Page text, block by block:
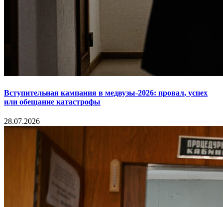
Вступительная кампания в медвузы-2026: провал, успех
или обещание катастрофы
28.07.2026